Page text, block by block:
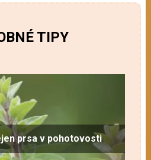
TIPY
prsa v pohotovosti